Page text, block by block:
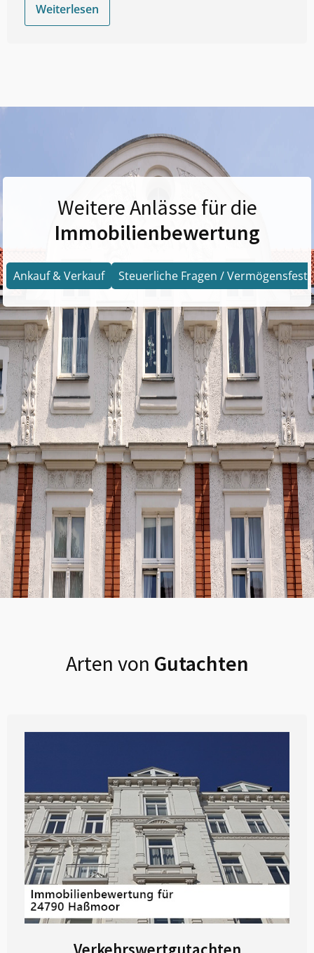
Weiterlesen
Weitere Anlässe für die
Immobilienbewertung
Ankauf & Verkauf Steuerliche Fragen /
Arten von Gutachten